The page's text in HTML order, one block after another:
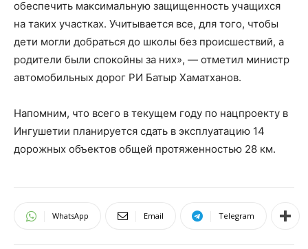
обеспечить максимальную защищенность учащихся
на таких участках. Учитывается все, для того, чтобы
дети могли добраться до школы без происшествий, а
родители были спокойны за них», — отметил министр
автомобильных дорог РИ Батыр Хаматханов.
Напомним, что всего в текущем году по нацпроекту в
Ингушетии планируется сдать в эксплуатацию 14
дорожных объектов общей протяженностью 28 км.
WhatsApp Email Telegram